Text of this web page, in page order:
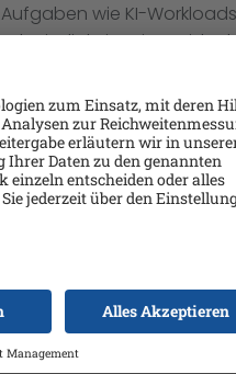
wie KI-
ist es
für Ihre
von CPU und
und bewältigt
und detaillierte
Sehkomfort während
geeignet ist.